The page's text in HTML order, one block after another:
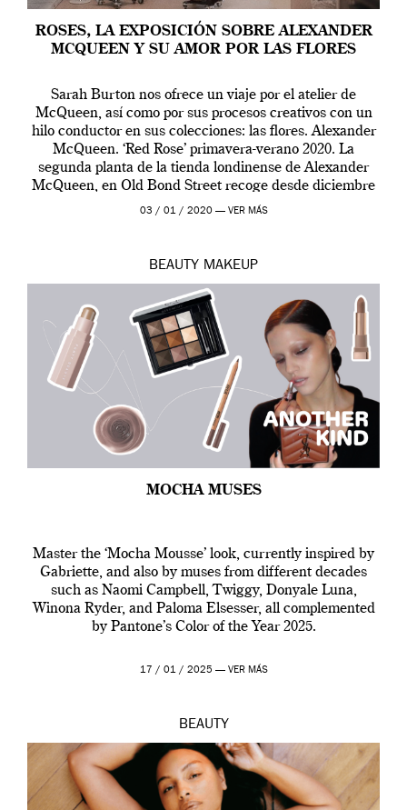
ROSES, LA EXPOSICIÓN SOBRE ALEXANDER
MCQUEEN Y SU AMOR POR LAS FLORES
Sarah Burton nos ofrece un viaje por el atelier de
McQueen, así como por sus procesos creativos con un
hilo conductor en sus colecciones: las flores. Alexander
McQueen. ‘Red Rose’ primavera-verano 2020. La
segunda planta de la tienda londinense de Alexander
McQueen, en Old Bond Street recoge desde diciembre
de 2019 hasta final de abril […]
03 / 01 / 2020 — VER MÁS
BEAUTY MAKEUP
MOCHA MUSES
Master the ‘Mocha Mousse’ look, currently inspired by
Gabriette, and also by muses from different decades
such as Naomi Campbell, Twiggy, Donyale Luna,
Winona Ryder, and Paloma Elsesser, all complemented
by Pantone’s Color of the Year 2025.
17 / 01 / 2025 — VER MÁS
BEAUTY